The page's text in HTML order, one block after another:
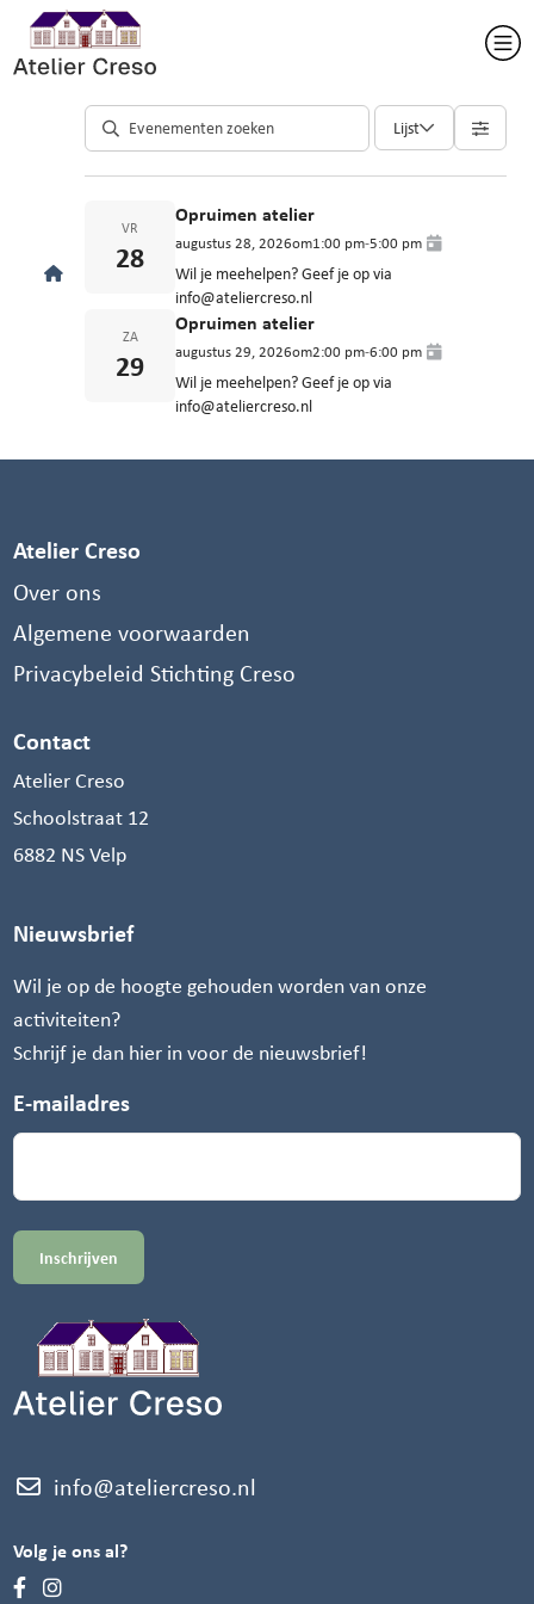
Lijst
VR
28
Opruimen atelier
augustus 28, 2026om1:00 pm-5:00 pm
Wil je meehelpen? Geef je op via
info@ateliercreso.nl
ZA
29
Opruimen atelier
augustus 29, 2026om2:00 pm-6:00 pm
Wil je meehelpen? Geef je op via
info@ateliercreso.nl
Atelier Creso
Over ons
Algemene voorwaarden
Privacybeleid Stichting Creso
Contact
Atelier Creso
Schoolstraat 12
6882 NS Velp
Nieuwsbrief
Wil je op de hoogte gehouden worden van onze
activiteiten?
Schrijf je dan hier in voor de nieuwsbrief!
E-mailadres
info@ateliercreso.nl
Volg je ons al?